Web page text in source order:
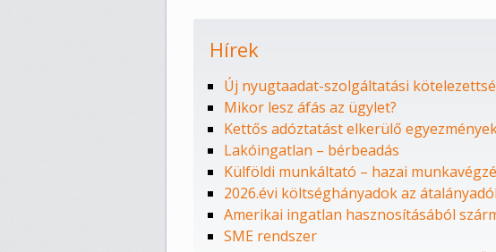
Hírek
Új nyugtaadat-szolgáltatási
Mikor lesz áfás az ügylet?
Kettős adóztatást elkerülő
Lakóingatlan – bérbeadás
Külföldi munkáltató – hazai
2026.évi költséghányadok az
Amerikai ingatlan hasznosításából
SME rendszer